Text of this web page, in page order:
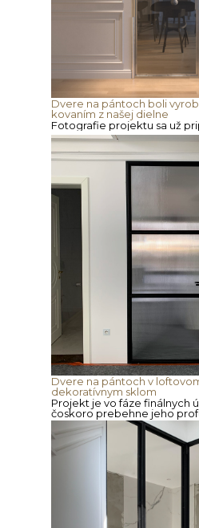
Fotografie projektu sa už
Dvere na pántoch boli
kovaním z našej dielne
Projekt je vo fáze finálnych
čoskoro prebehne jeho
Dvere na pántoch v
dekoratívnym sklom